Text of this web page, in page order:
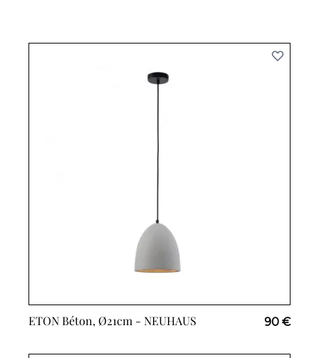
ETON Béton, Ø21cm - NEUHAUS 90 €